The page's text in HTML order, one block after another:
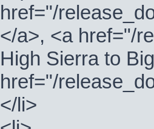
href="/
</a>, <a href="/
High Sierra to
href="/
</li>